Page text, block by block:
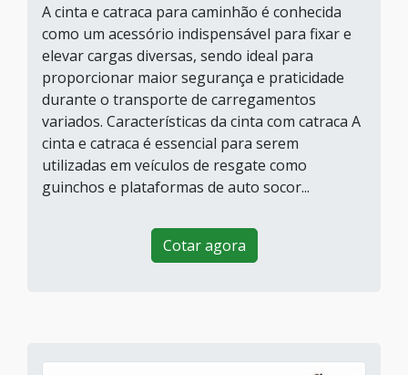
A cinta e catraca para caminhão é conhecida
como um acessório indispensável para fixar e
elevar cargas diversas, sendo ideal para
proporcionar maior segurança e praticidade
durante o transporte de carregamentos
variados. Características da cinta com catraca A
cinta e catraca é essencial para serem
utilizadas em veículos de resgate como
guinchos e plataformas de auto socor...
Cotar agora